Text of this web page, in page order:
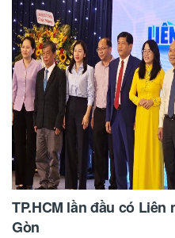
TP.HCM lần đầu có
Gòn